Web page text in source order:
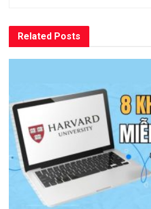
Related Posts